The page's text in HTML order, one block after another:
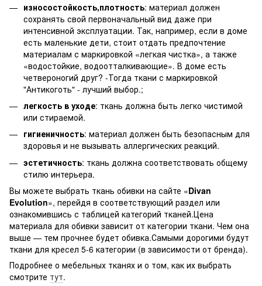
износостойкость,плотность: материал должен
сохранять свой первоначальный вид даже при
интенсивной эксплуатации. Так, например, если в доме
есть маленькие дети, стоит отдать предпочтение
материалам с маркировкой «легкая чистка», а также
«водостойкие, водоотталкивающие». В доме есть
четвероногий друг? -Тогда ткани с маркировкой
"Антикоготь" - лучший выбор.;
легкость в уходе: ткань должна быть легко чистимой
или стираемой.
гигиеничность: материал должен быть безопасным для
здоровья и не вызывать аллергических реакций.
эстетичность: ткань должна соответствовать общему
стилю интерьера.
Вы можете выбрать ткань обивки на сайте «Divan
Evolution», перейдя в соответствующий раздел или
ознакомившись с таблицей категорий тканей.Цена
материала для обивки зависит от категории ткани. Чем она
выше — тем прочнее будет обивка.Самыми дорогими будут
ткани для кресел 5-6 категории (в зависимости от бренда).
Подробнее о мебельных тканях и о том, как их выбрать
смотрите тут.